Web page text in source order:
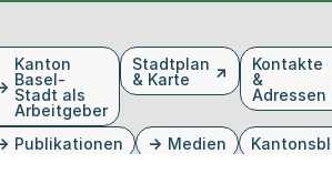
Kanton
Basel-
Stadt als
Arbeitgeber
Stadtplan
& Karte
Kontakte
&
Adressen
Publikationen Medien